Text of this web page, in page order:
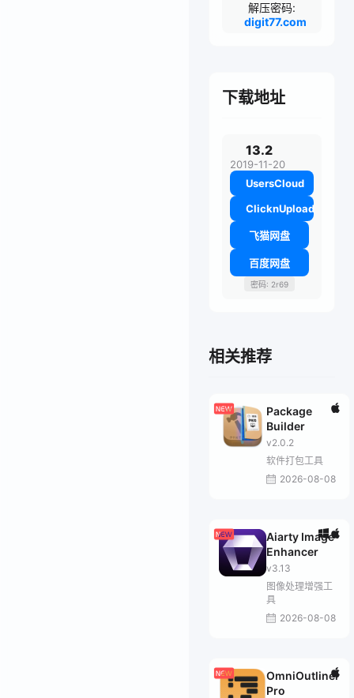
解压密码:
digit77.com
下载地址
13.2
2019-11-20
UsersCloud
ClicknUpload
飞猫网盘
百度网盘
密码: 2r69
相关推荐
Package
Builder
v2.0.2
软件打包工具
2026-08-08
Aiarty Image
Enhancer
v3.13
图像处理增强工
具
2026-08-08
OmniOutliner
Pro